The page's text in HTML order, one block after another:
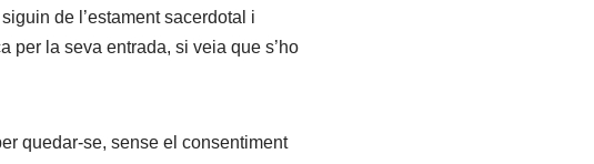
de l’estament sacerdotal i
per la seva entrada, si veia que s’ho
quedar-se, sense el consentiment